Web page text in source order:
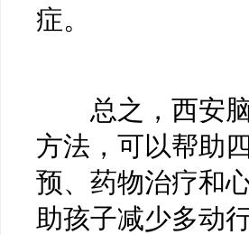
症。
总之，西安脑
方法，可以帮助
预、药物治疗和
助孩子减少多动